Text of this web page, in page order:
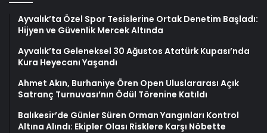
Ayvalık’ta Özel Spor Tesislerine Ortak Denetim Başladı:
Hijyen ve Güvenlik Mercek Altında
Ayvalık’ta Geleneksel 30 Ağustos Atatürk Kupası’nda
Kura Heyecanı Yaşandı
Ahmet Akın, Burhaniye Ören Open Uluslararası Açık
Satranç Turnuvası’nın Ödül Törenine Katıldı
Balıkesir’de Günler Süren Orman Yangınları Kontrol
Altına Alındı: Ekipler Olası Risklere Karşı Nöbette